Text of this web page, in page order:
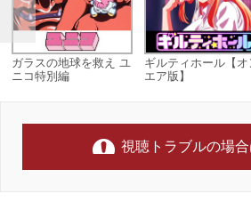
ガラスの地球を救え ユ
ニコ特別編
ギルティホール【オ
エア版】
視聴トラブルの場